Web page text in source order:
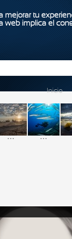
mejorar tu
web implica el
Inicio
... ...